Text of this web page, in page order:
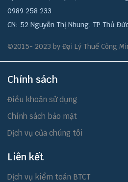
0989 258 233
CN: 52 Nguyễn Thị Nhung, TP Thủ
©2015- 2023 by Đại Lý Thuế Công
Chính sách
Điều khoản sử dụng
Chính sách bảo mật
Dịch vụ của chúng tôi
Liên kết
Dịch vụ kiểm toán BTCT